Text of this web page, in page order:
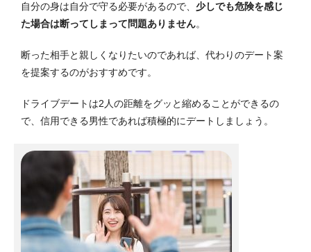
自分の身は自分で守る必要があるので、 少しでも危険を感じ
た場合は断ってしまって問題ありません。
断った相手と親しくなりたいのであれば、代わりのデート案
を提案するのがおすすめです。
ドライブデートは2人の距離をグッと縮めることができるの
で、信用できる男性であれば積極的にデートしましょう。